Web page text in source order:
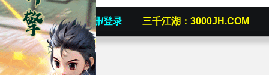
首页 发帖/注册/登录 三千江湖：3000JH.COM